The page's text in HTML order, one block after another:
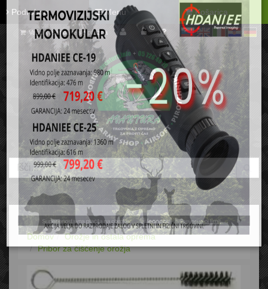
Podrobno Menu Košarica
sl en it de
Vaša košarica je še prazna
Domov
Orožje in ostala oprema
Pribor za čiščenje orožja